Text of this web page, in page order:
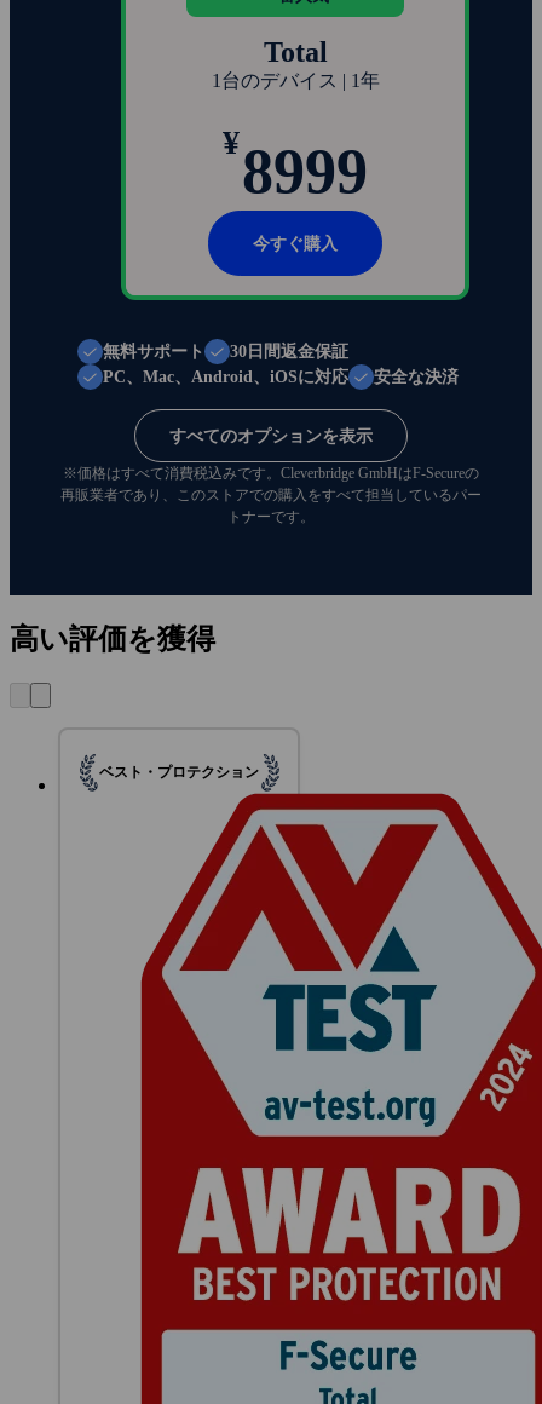
Total
1台のデバイス | 1年
¥8999
今すぐ購入
無料サポート
30日間返金保証
PC、Mac、Android、iOSに対応
安全な決済
すべてのオプションを表示
※価格はすべて消費税込みです。Clever­bridge GmbHはF‑Secureの
再販業者であり、このストアでの購入をすべて担当しているパー
トナーです。
高い評価を獲得
ベスト・プロテクション